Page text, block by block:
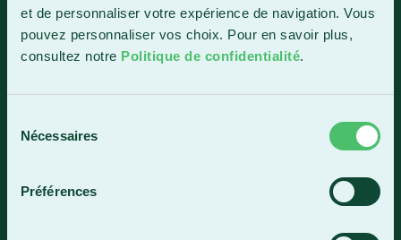
et de personnaliser votre expérience de navigation. Vous
pouvez personnaliser vos choix. Pour en savoir plus,
consultez notre Politique de confidentialité.
Nécessaires
Préférences
Horaire de la réception
Lundi-vendredi : 7 h 30 à 15 h 30
418 387-8896
Lac-Mégantic
Lac-Mégantic (Québec) G6B 3B4